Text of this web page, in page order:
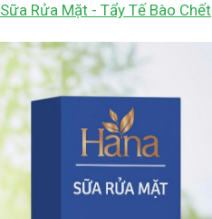
Sữa Rửa Mặt - Tẩy Tế Bào Chết